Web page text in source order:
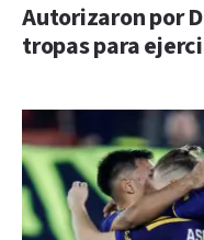
Autorizaron por
tropas para